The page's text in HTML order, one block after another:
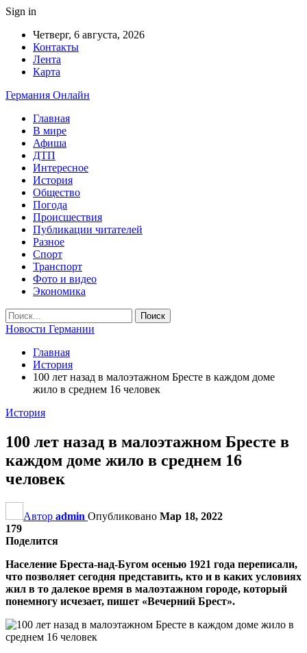
Sign in
Четверг, 6 августа, 2026
Контакты
Лента
Карта
Германия Онлайн
Главная
В мире
Афиша
ДТП
Интересное
История
Общество
Погода
Происшествия
Публикации читателей
Разное
Спорт
Транспорт
Фото и видео
Экономика
Новости Германии
Главная
История
100 лет назад в малоэтажном Бресте в каждом доме
жило в среднем 16 человек
История
100 лет назад в малоэтажном Бресте в
каждом доме жило в среднем 16
человек
Автор admin Опубликовано Мар 18, 2022
179
Поделится
Население Бреста-над-Бугом осенью 1921 года переписали,
что позволяет сегодня представить, кто и в каких условиях
жил в то далекое время в малоэтажном городе, который
понемногу исчезает, пишет «Вечерний Брест».